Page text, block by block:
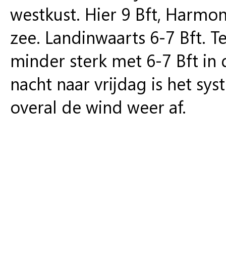
westkust. Hier 9 Bft,
zee. Landinwaarts 6-7 Bft.
minder sterk met 6-7 Bft in
nacht naar vrijdag is het
overal de wind weer af.